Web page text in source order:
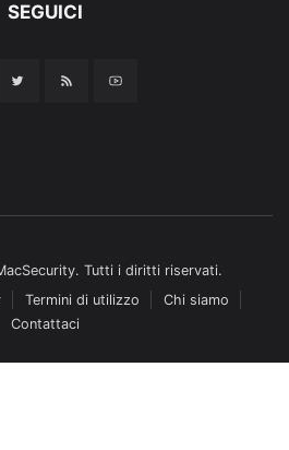
SEGUICI
Tutti i diritti riservati.
Termini di utilizzo
Chi siamo
Contattaci